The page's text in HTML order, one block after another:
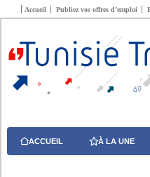
Accueil Publiez vos offres d’emploi
ACCUEIL À LA UNE